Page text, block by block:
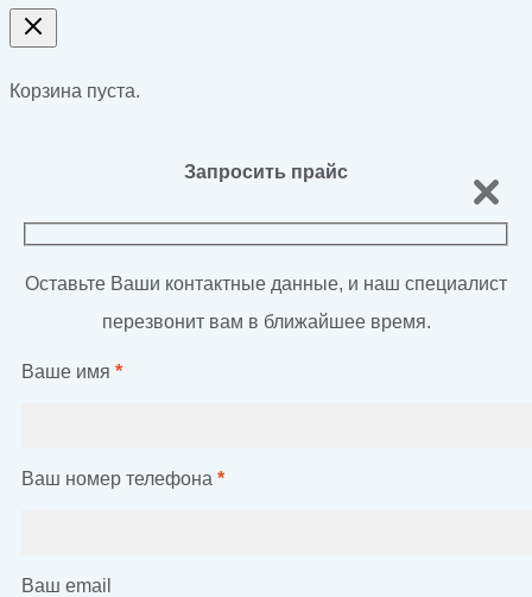
Корзина пуста.
Запросить прайс
Оставьте Ваши контактные данные, и наш специалист
перезвонит вам в ближайшее время.
Ваше имя *
Ваш номер телефона *
Ваш email